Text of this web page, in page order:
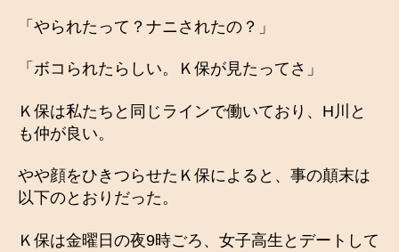
「やられたって？ナニされたの？」
「ボコられたらしい。Ｋ保が見たってさ」
Ｋ保は私たちと同じラインで働いており、H川と
も仲が良い。
やや顔をひきつらせたＫ保によると、事の顛末は
以下のとおりだった。
Ｋ保は金曜日の夜9時ごろ、女子高生とデートして